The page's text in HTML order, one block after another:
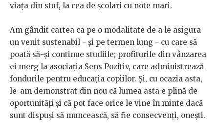
viața din stuf, la cea de școlari cu note mari.
Am gândit cartea ca pe o modalitate de a le asigura
un venit sustenabil - și pe termen lung - cu care să
poată să-și continue studiile; profiturile din vânzarea
ei merg la asociația Sens Pozitiv, care administrează
fondurile pentru educația copiilor. Și, cu ocazia asta,
le-am demonstrat din nou că lumea asta e plină de
oportunități și că pot face orice le vine în minte dacă
sunt dispuși să muncească, să fie consecvenți, onești.